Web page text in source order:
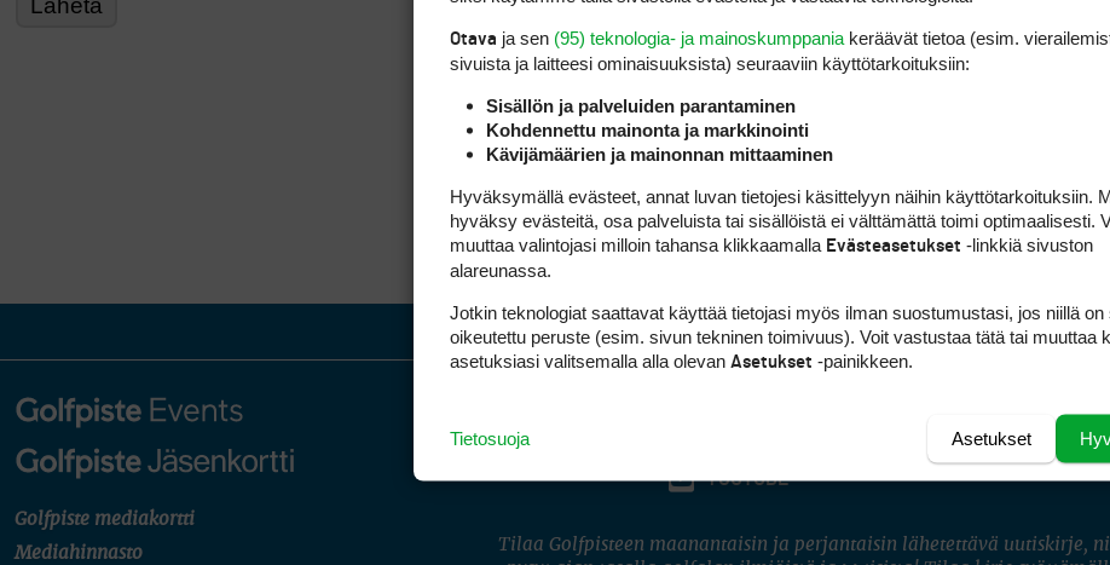
Golfpiste mediakortti
Mediahinnasto
INSTAGRAM
YOUTUBE
Tilaa Golfpisteen maanantaisin ja perjantaisin lähetettävä uutiskirje,
Otava ja sen (95) teknologia- ja mainoskumppania keräävät tietoa (esim.
sivuista ja laitteesi ominaisuuk­sista) seuraaviin käyttötarkoituksiin:
Sisällön ja palveluiden parantaminen
Kohdennettu mainonta ja markkinointi
Kävijämäärien ja mainonnan mittaaminen
Hyväksymällä evästeet, annat luvan tietojesi käsittelyyn näihin käyttötarkoituksiin.
hyväksy evästeitä, osa palveluista tai sisällöistä ei välttämättä toimi optimaalisesti.
muuttaa valintojasi milloin tahansa klikkaamalla Evästeasetukset -linkkiä sivuston
alareunassa.
Jotkin teknologiat saattavat käyttää tietojasi myös ilman suostumustasi, jos niillä on
oikeutettu peruste (esim. sivun tekninen toimivuus). Voit vastustaa tätä tai muuttaa
asetuksiasi valitsemalla alla olevan Asetukset -painikkeen.
Asetukset
Tietosuoja